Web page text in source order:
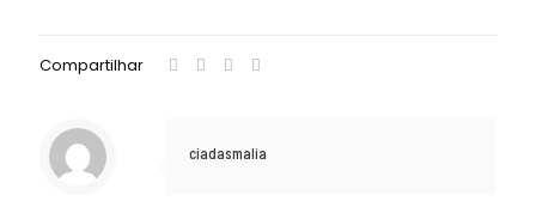
Compartilhar
ciadasmalia